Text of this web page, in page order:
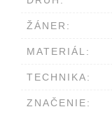
ŽÁNER:
MATERIÁL:
TECHNIKA:
ZNAČENIE: